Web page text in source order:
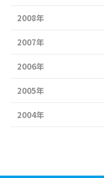
2008年
2007年
2006年
2005年
2004年